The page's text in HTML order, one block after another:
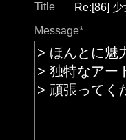
Title
Message*